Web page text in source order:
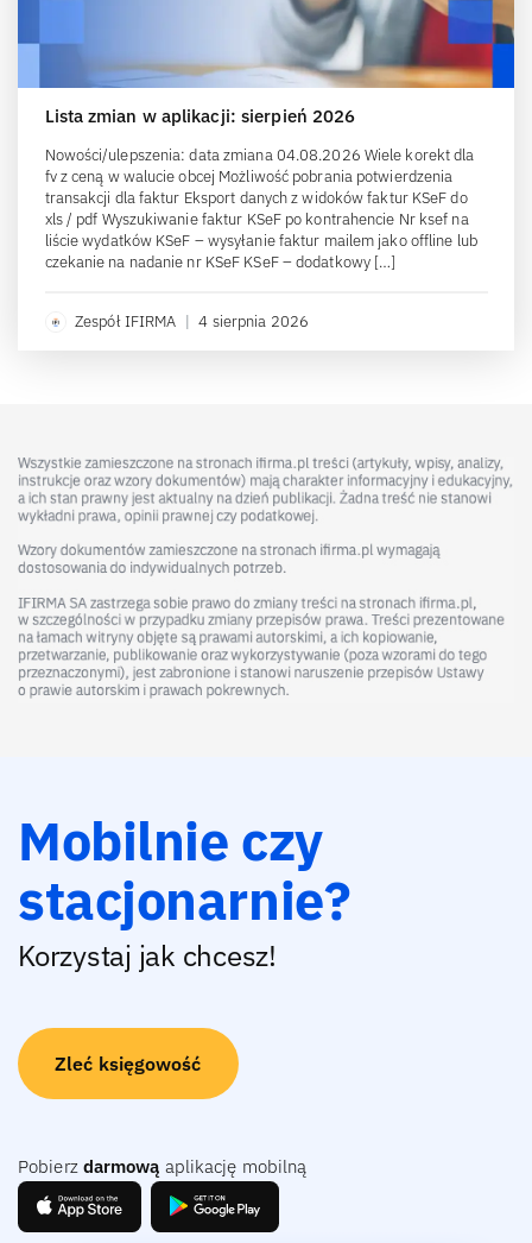
Lista zmian w aplikacji: sierpień 2026
Nowości/ulepszenia: data zmiana 04.08.2026 Wiele korekt dla
fv z ceną w walucie obcej Możliwość pobrania potwierdzenia
transakcji dla faktur Eksport danych z widoków faktur KSeF do
xls / pdf Wyszukiwanie faktur KSeF po kontrahencie Nr ksef na
liście wydatków KSeF – wysyłanie faktur mailem jako offline lub
czekanie na nadanie nr KSeF KSeF – dodatkowy […]
Zespół IFIRMA | 4 sierpnia 2026
Mobilnie czy
stacjonarnie?
Korzystaj jak chcesz!
Zleć księgowość
Pobierz darmową aplikację mobilną